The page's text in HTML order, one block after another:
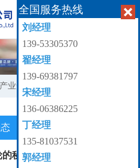

产业知识
产业知识
的秘诀
全国服务热线
刘经理
139-53305370
翟经理
139-69381797
宋经理
136-06386225
丁经理
135-81037531
郭经理
